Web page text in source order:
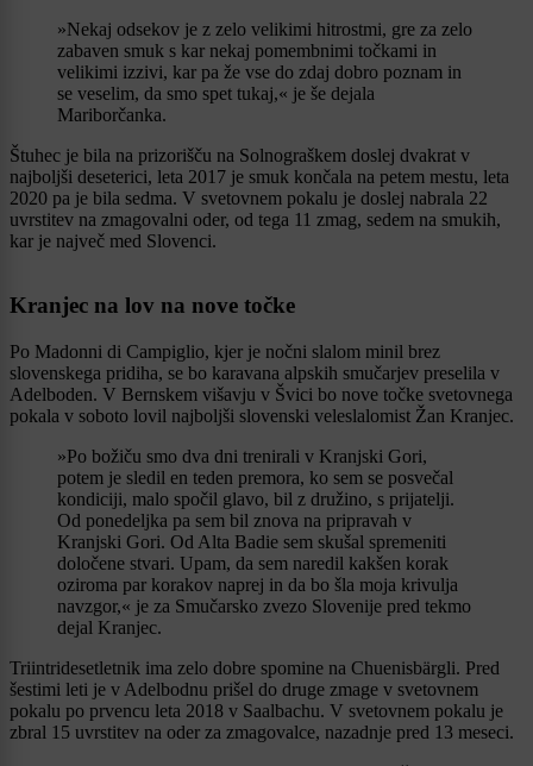
»Nekaj odsekov je z zelo velikimi hitrostmi, gre za zelo
zabaven smuk s kar nekaj pomembnimi točkami in
velikimi izzivi, kar pa že vse do zdaj dobro poznam in
se veselim, da smo spet tukaj,« je še dejala
Mariborčanka.
Štuhec je bila na prizorišču na Solnograškem doslej dvakrat v
najboljši deseterici, leta 2017 je smuk končala na petem mestu, leta
2020 pa je bila sedma. V svetovnem pokalu je doslej nabrala 22
uvrstitev na zmagovalni oder, od tega 11 zmag, sedem na smukih,
kar je največ med Slovenci.
Kranjec na lov na nove točke
Po Madonni di Campiglio, kjer je nočni slalom minil brez
slovenskega pridiha, se bo karavana alpskih smučarjev preselila v
Adelboden. V Bernskem višavju v Švici bo nove točke svetovnega
pokala v soboto lovil najboljši slovenski veleslalomist Žan Kranjec.
»Po božiču smo dva dni trenirali v Kranjski Gori,
potem je sledil en teden premora, ko sem se posvečal
kondiciji, malo spočil glavo, bil z družino, s prijatelji.
Od ponedeljka pa sem bil znova na pripravah v
Kranjski Gori. Od Alta Badie sem skušal spremeniti
določene stvari. Upam, da sem naredil kakšen korak
oziroma par korakov naprej in da bo šla moja krivulja
navzgor,« je za Smučarsko zvezo Slovenije pred tekmo
dejal Kranjec.
Triintridesetletnik ima zelo dobre spomine na Chuenisbärgli. Pred
šestimi leti je v Adelbodnu prišel do druge zmage v svetovnem
pokalu po prvencu leta 2018 v Saalbachu. V svetovnem pokalu je
zbral 15 uvrstitev na oder za zmagovalce, nazadnje pred 13 meseci.